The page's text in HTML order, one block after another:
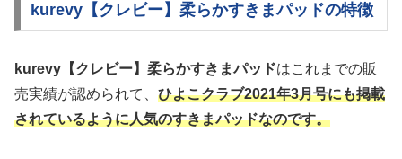
kurevy【クレビー】柔らかすきまパッドの特徴
kurevy【クレビー】柔らかすきまパッドはこれまでの販
売実績が認められて、 ひよこクラブ2021年3月号にも掲載
されているように人気のすきまパッドなのです。